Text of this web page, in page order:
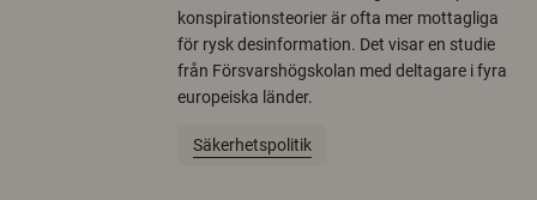
konspirationsteorier är ofta mer mottagliga
för rysk desinformation. Det visar en studie
från Försvarshögskolan med deltagare i fyra
europeiska länder.
Säkerhetspolitik